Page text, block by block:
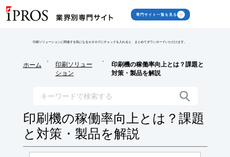
専門サイト一覧を見る
印刷ソリューションに関連する気になるカタログにチェックを入れると、まとめてダウンロードいただけます。
ホーム
>
印刷ソリュー
ション
>
印刷機の稼働率向上とは？課題と
対策・製品を解説
印刷機の稼働率向上とは？課題
と対策・製品を解説